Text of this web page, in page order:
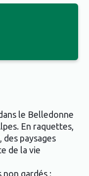
le Belledonne
En raquettes,
paysages
de la vie
non gardés :